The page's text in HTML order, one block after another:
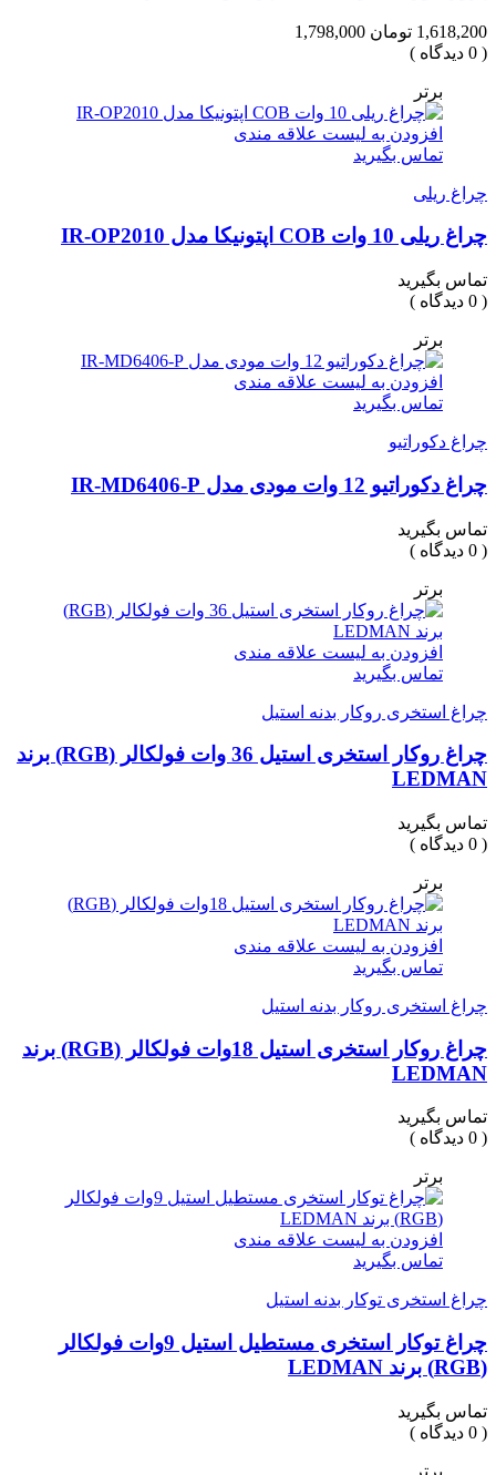
1,618,200 تومان
1,798,000
( 0 دیدگاه )
برتر
افزودن به لیست علاقه مندی
تماس بگیرید
چراغ ریلی
چراغ ریلی 10 وات COB اپتونیکا مدل IR-OP2010
تماس بگیرید
( 0 دیدگاه )
برتر
افزودن به لیست علاقه مندی
تماس بگیرید
چراغ دکوراتیو
چراغ دکوراتیو 12 وات مودی مدل IR-MD6406-P
تماس بگیرید
( 0 دیدگاه )
برتر
افزودن به لیست علاقه مندی
تماس بگیرید
چراغ استخری روکار بدنه استیل
چراغ روکار استخری استیل 36 وات فولکالر (RGB) برند
LEDMAN
تماس بگیرید
( 0 دیدگاه )
برتر
افزودن به لیست علاقه مندی
تماس بگیرید
چراغ استخری روکار بدنه استیل
چراغ روکار استخری استیل 18وات فولکالر (RGB) برند
LEDMAN
تماس بگیرید
( 0 دیدگاه )
برتر
افزودن به لیست علاقه مندی
تماس بگیرید
چراغ استخری توکار بدنه استیل
چراغ توکار استخری مستطیل استیل 9وات فولکالر
(RGB) برند LEDMAN
تماس بگیرید
( 0 دیدگاه )
برتر